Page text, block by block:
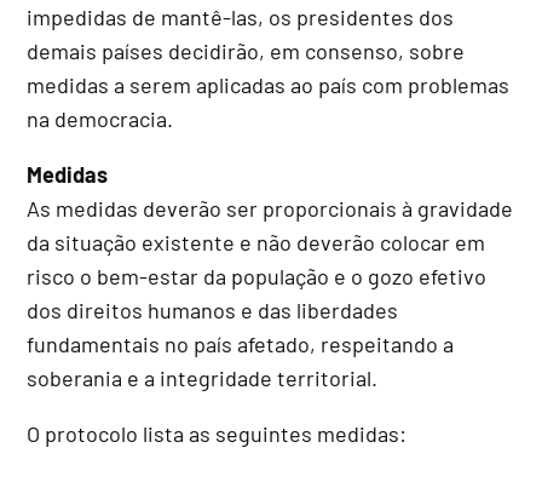
impedidas de mantê-las, os presidentes dos
demais países decidirão, em consenso, sobre
medidas a serem aplicadas ao país com problemas
na democracia.
Medidas
As medidas deverão ser proporcionais à gravidade
da situação existente e não deverão colocar em
risco o bem-estar da população e o gozo efetivo
dos direitos humanos e das liberdades
fundamentais no país afetado, respeitando a
soberania e a integridade territorial.
O protocolo lista as seguintes medidas: